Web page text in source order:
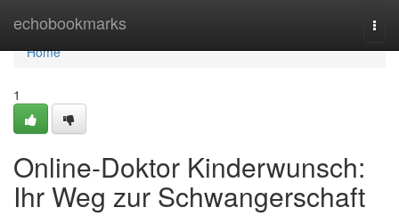
echobookmarks
Home
Home
1
Online-Doktor Kinderwunsch:
Ihr Weg zur Schwangerschaft